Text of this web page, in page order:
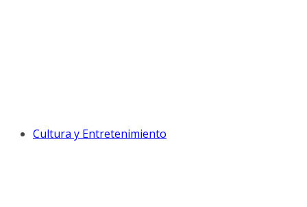
Cultura y Entretenimiento